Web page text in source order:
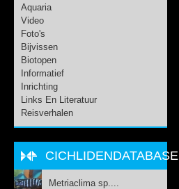
Aquaria
Video
Foto's
Bijvissen
Biotopen
Informatief
Inrichting
Links En Literatuur
Reisverhalen
CICHLIDENDATABASE
Metriaclima sp....